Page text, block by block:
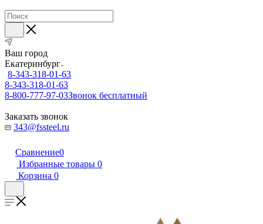
Ваш город
Екатеринбург
8-343-318-01-63
8-343-318-01-63
8-800-777-97-03Звонок бесплатный
Заказать звонок
343@fssteel.ru
Сравнение0
Избранные товары 0
Корзина 0